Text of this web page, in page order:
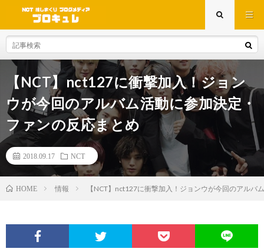
【NCT】nct127に衝撃加入！ジョン
ウが今回のアルバム活動に参加決定・
ファンの反応まとめ
2018.09.17 NCT
HOME 情報 【NCT】nct127に衝撃加入！ジョンウが今回のアルバ